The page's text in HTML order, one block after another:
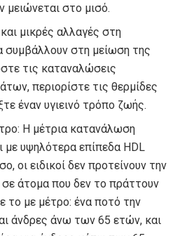
στο μισό.
μικρές αλλαγές στη
συμβάλλουν στη μείωση της
τις καταναλώσεις
περιορίστε τις θερμίδες
έναν υγιεινό τρόπο ζωής.
Η μέτρια κατανάλωση
με υψηλότερα επίπεδα HDL
οι ειδικοί δεν προτείνουν την
άτομα που δεν το πράττουν
το με μέτρο: ένα ποτό την
άνδρες άνω των 65 ετών, και